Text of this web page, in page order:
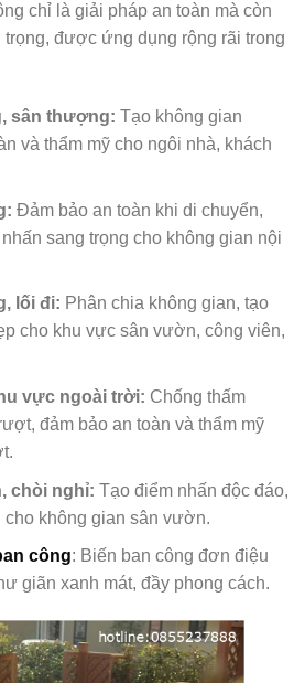
chỉ là giải pháp an toàn mà còn
trọng, được ứng dụng rộng rãi trong
sân thượng: Tạo không gian
và thẩm mỹ cho ngôi nhà, khách
Đảm bảo an toàn khi di chuyển,
sang trọng cho không gian nội
lối đi: Phân chia không gian, tạo
cho khu vực sân vườn, công viên,
vực ngoài trời: Chống thấm
đảm bảo an toàn và thẩm mỹ
chòi nghỉ: Tạo điểm nhấn độc đáo,
cho không gian sân vườn.
công: Biến ban công đơn điệu
giãn xanh mát, đầy phong cách.